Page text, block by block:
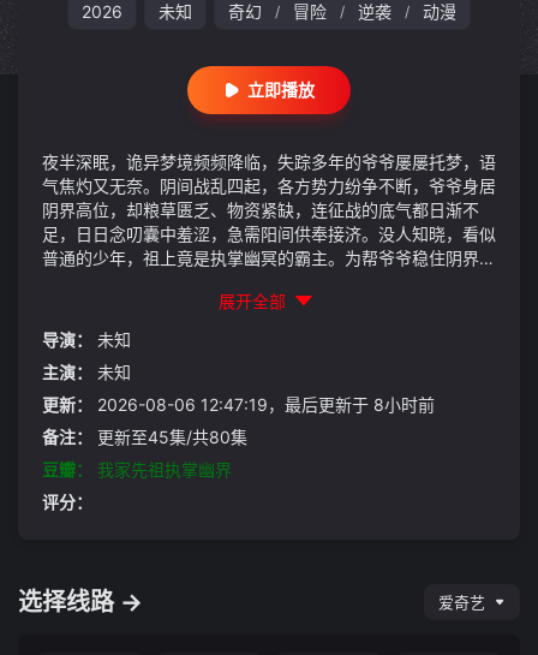
2026 未知 奇幻 / 冒险 / 逆袭 / 动漫
立即播放
夜半深眠，诡异梦境频频降临，失踪多年的爷爷屡屡托梦，语
气焦灼又无奈。阴间战乱四起，各方势力纷争不断，爷爷身居
阴界高位，却粮草匮乏、物资紧缺，连征战的底气都日渐不
足，日日念叨囊中羞涩，急需阳间供奉接济。没人知晓，看似
普通的少年，祖上竟是执掌幽冥的霸主。为帮爷爷稳住阴界战
援，助爷爷横扫阴域、平定纷争。当尘封的阴世权柄觉醒，这
位蛰伏已久的冥界强者，终将称霸幽界，护佑后辈一路所向披
靡。
展开全部
导演：
未知
主演：
未知
更新：
2026-08-06 12:47:19，最后更新于 8小时前
备注：
更新至45集/共80集
豆瓣：
我家先祖执掌幽界
评分：
选择线路 → 爱奇艺